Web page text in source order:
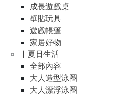
成長遊戲桌
壁貼玩具
遊戲帳篷
家居好物
▏夏日生活
全部內容
大人造型泳圈
大人漂浮泳圈